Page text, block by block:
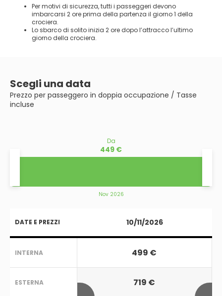
Per motivi di sicurezza, tutti i passeggeri devono
imbarcarsi 2 ore prima della partenza il giorno 1 della
crociera.
Lo sbarco di solito inizia 2 ore dopo l’attracco l’ultimo
giorno della crociera.
Scegli una data
Prezzo per passeggero in doppia occupazione / Tasse
incluse
Da
449 €
Nov 2026
DATE E PREZZI
INTERNA
ESTERNA
10/11/2026
499 €
719 €